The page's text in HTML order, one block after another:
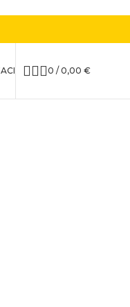
0 / 0,00 €